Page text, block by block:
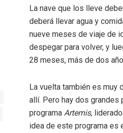
La nave que los lleve
deberá llevar agua y
nueve meses de viaje de
despegar para volver, y
28 meses, más de dos
La vuelta también es muy
allí. Pero hay dos
programa Artemis,
idea de este programa es